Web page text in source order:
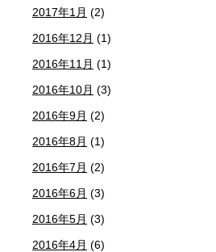
2017年1月 (2)
2016年12月 (1)
2016年11月 (1)
2016年10月 (3)
2016年9月 (2)
2016年8月 (1)
2016年7月 (2)
2016年6月 (3)
2016年5月 (3)
2016年4月 (6)